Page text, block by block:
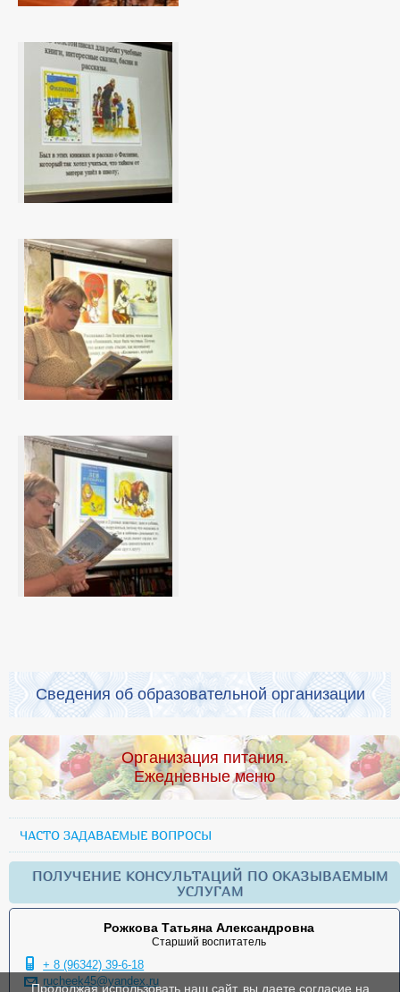
Сведения об образовательной организации
Организация питания.
Ежедневные меню
ЧАСТО ЗАДАВАЕМЫЕ ВОПРОСЫ
ПОЛУЧЕНИЕ КОНСУЛЬТАЦИЙ ПО ОКАЗЫВАЕМЫМ
УСЛУГАМ
Рожкова Татьяна Александровна
Старший воспитатель
+ 8 (96342) 39-6-18
rucheek45@yandex.ru
Продолжая использовать наш сайт, вы даете согласие на